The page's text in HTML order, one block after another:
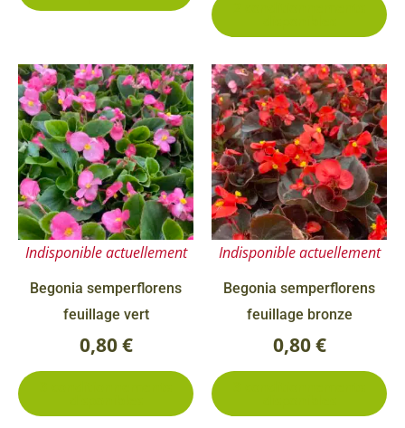
page
produit
Indisponible actuellement
Begonia semperflorens
feuillage vert
0,80€
Ce
produit
a
plusieurs
variations.
Les
options
peuvent
choisies
page
Indisponible actuellement
Begonia semperflorens
feuillage bronze
0,80€
Ce
a